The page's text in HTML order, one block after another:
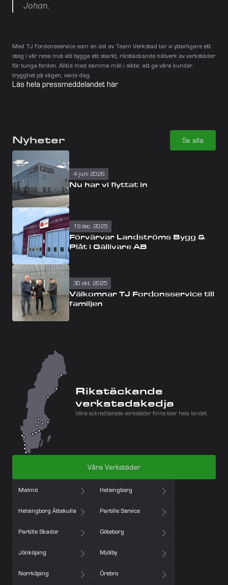
Johan.
Med TJ Fordonsservice som en del av Team Verkstad tar vi ytterligare ett
steg i vår resa mot att bygga ett starkt, rikstäckande nätverk av verkstäder
för tunga fordon. Alltid med samma mål i sikte: att ge våra kunder
trygghet på vägen, varje dag.
Läs hela pressmeddelandet här
Nyheter Se alla
4 juni 2026
Nu har vi flyttat in
19 dec. 2025
Förvärvar Landströms Bygg &
Plåt i Gällivare AB
30 okt. 2025
Välkomnar TJ Fordonsservice till
familjen
Rikstäckande
verkstadskedja
Våra ackrediterade verkstäder finns över hela landet.
Våra Verkstäder
Malmö Helsingborg
Helsingborg Ättekulla Partille Service
Partille Skador Göteborg
Jönköping Mjölby
Norrköping Örebro